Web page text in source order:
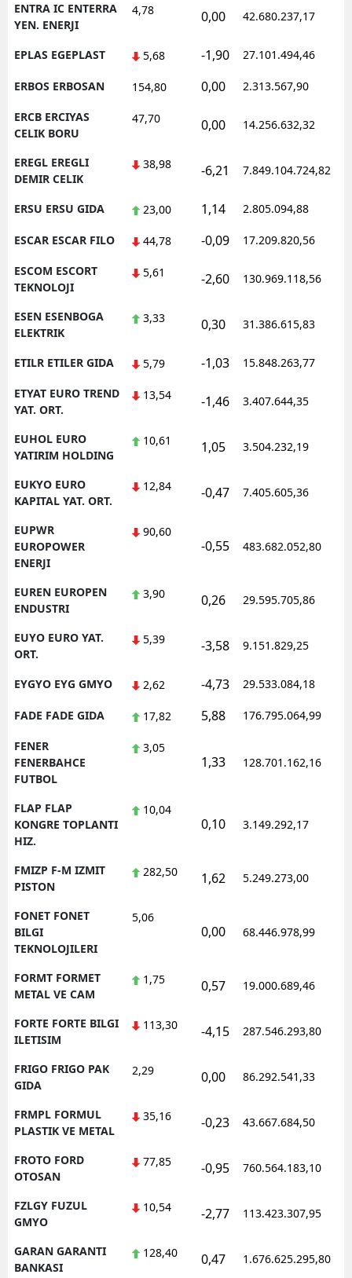
ENTRA IC ENTERRA
YEN. ENERJI
4,78 0,00 42.680.237,17
EPLAS EGEPLAST 5,68 -1,90 27.101.494,46
ERBOS ERBOSAN 154,80 0,00 2.313.567,90
ERCB ERCIYAS
CELIK BORU
47,70 0,00 14.256.632,32
EREGL EREGLI
DEMIR CELIK
38,98 -6,21 7.849.104.724,82
ERSU ERSU GIDA 23,00 1,14 2.805.094,88
ESCAR ESCAR FILO 44,78 -0,09 17.209.820,56
ESCOM ESCORT
TEKNOLOJI
5,61 -2,60 130.969.118,56
ESEN ESENBOGA
ELEKTRIK
3,33 0,30 31.386.615,83
ETILR ETILER GIDA 5,79 -1,03 15.848.263,77
ETYAT EURO TREND
YAT. ORT.
13,54 -1,46 3.407.644,35
EUHOL EURO
YATIRIM HOLDING
10,61 1,05 3.504.232,19
EUKYO EURO
KAPITAL YAT. ORT.
12,84 -0,47 7.405.605,36
EUPWR
EUROPOWER
ENERJI
90,60
-0,55 483.682.052,80
EUREN EUROPEN
ENDUSTRI
3,90 0,26 29.595.705,86
EUYO EURO YAT.
ORT.
5,39 -3,58 9.151.829,25
EYGYO EYG GMYO 2,62 -4,73 29.533.084,18
FADE FADE GIDA 17,82 5,88 176.795.064,99
FENER
FENERBAHCE
FUTBOL
3,05
1,33 128.701.162,16
FLAP FLAP
KONGRE TOPLANTI
HIZ.
10,04
0,10 3.149.292,17
FMIZP F-M IZMIT
PISTON
282,50 1,62 5.249.273,00
FONET FONET
BILGI
TEKNOLOJILERI
5,06
0,00 68.446.978,99
FORMT FORMET
METAL VE CAM
1,75 0,57 19.000.689,46
FORTE FORTE BILGI
ILETISIM
113,30 -4,15 287.546.293,80
FRIGO FRIGO PAK
GIDA
2,29 0,00 86.292.541,33
FRMPL FORMUL
PLASTIK VE METAL
35,16 -0,23 43.667.684,50
FROTO FORD
OTOSAN
77,85 -0,95 760.564.183,10
FZLGY FUZUL
GMYO
10,54 -2,77 113.423.307,95
GARAN GARANTI
BANKASI
128,40 0,47 1.676.625.295,80